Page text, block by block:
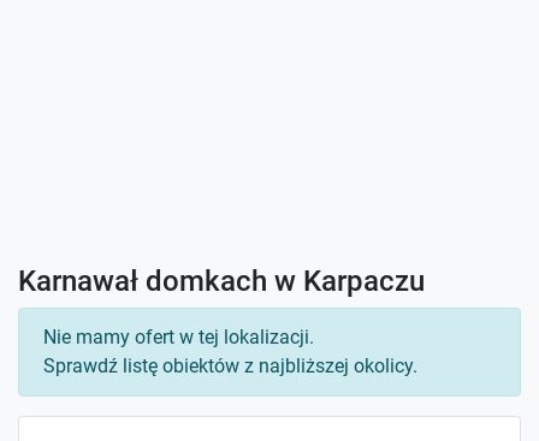
Karnawał domkach w Karpaczu
Nie mamy ofert w tej lokalizacji.
Sprawdź listę obiektów z najbliższej okolicy.